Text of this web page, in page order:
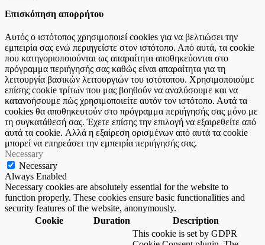
Επισκόπηση απορρήτου
Αυτός ο ιστότοπος χρησιμοποιεί cookies για να βελτιώσει την
εμπειρία σας ενώ περιηγείστε στον ιστότοπο. Από αυτά, τα cookie
που κατηγοριοποιούνται ως απαραίτητα αποθηκεύονται στο
πρόγραμμα περιήγησής σας καθώς είναι απαραίτητα για τη
λειτουργία βασικών λειτουργιών του ιστότοπου. Χρησιμοποιούμε
επίσης cookie τρίτων που μας βοηθούν να αναλύσουμε και να
κατανοήσουμε πώς χρησιμοποιείτε αυτόν τον ιστότοπο. Αυτά τα
cookies θα αποθηκευτούν στο πρόγραμμα περιήγησής σας μόνο με
τη συγκατάθεσή σας. Έχετε επίσης την επιλογή να εξαιρεθείτε από
αυτά τα cookie. Αλλά η εξαίρεση ορισμένων από αυτά τα cookie
μπορεί να επηρεάσει την εμπειρία περιήγησής σας.
Necessary
Necessary
Always Enabled
Necessary cookies are absolutely essential for the website to
function properly. These cookies ensure basic functionalities and
security features of the website, anonymously.
Cookie
Duration Description
This cookie is set by GDPR